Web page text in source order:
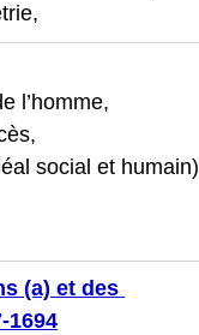
l’homme,
social et humain)
(a) et des
1694